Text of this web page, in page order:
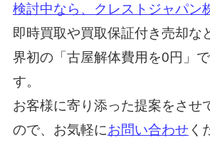
検討中なら、クレストジャパン
即時買取や買取保証付き売却な
界初の「古屋解体費用を0円」
す。
お客様に寄り添った提案をさせ
ので、お気軽にお問い合わせ く